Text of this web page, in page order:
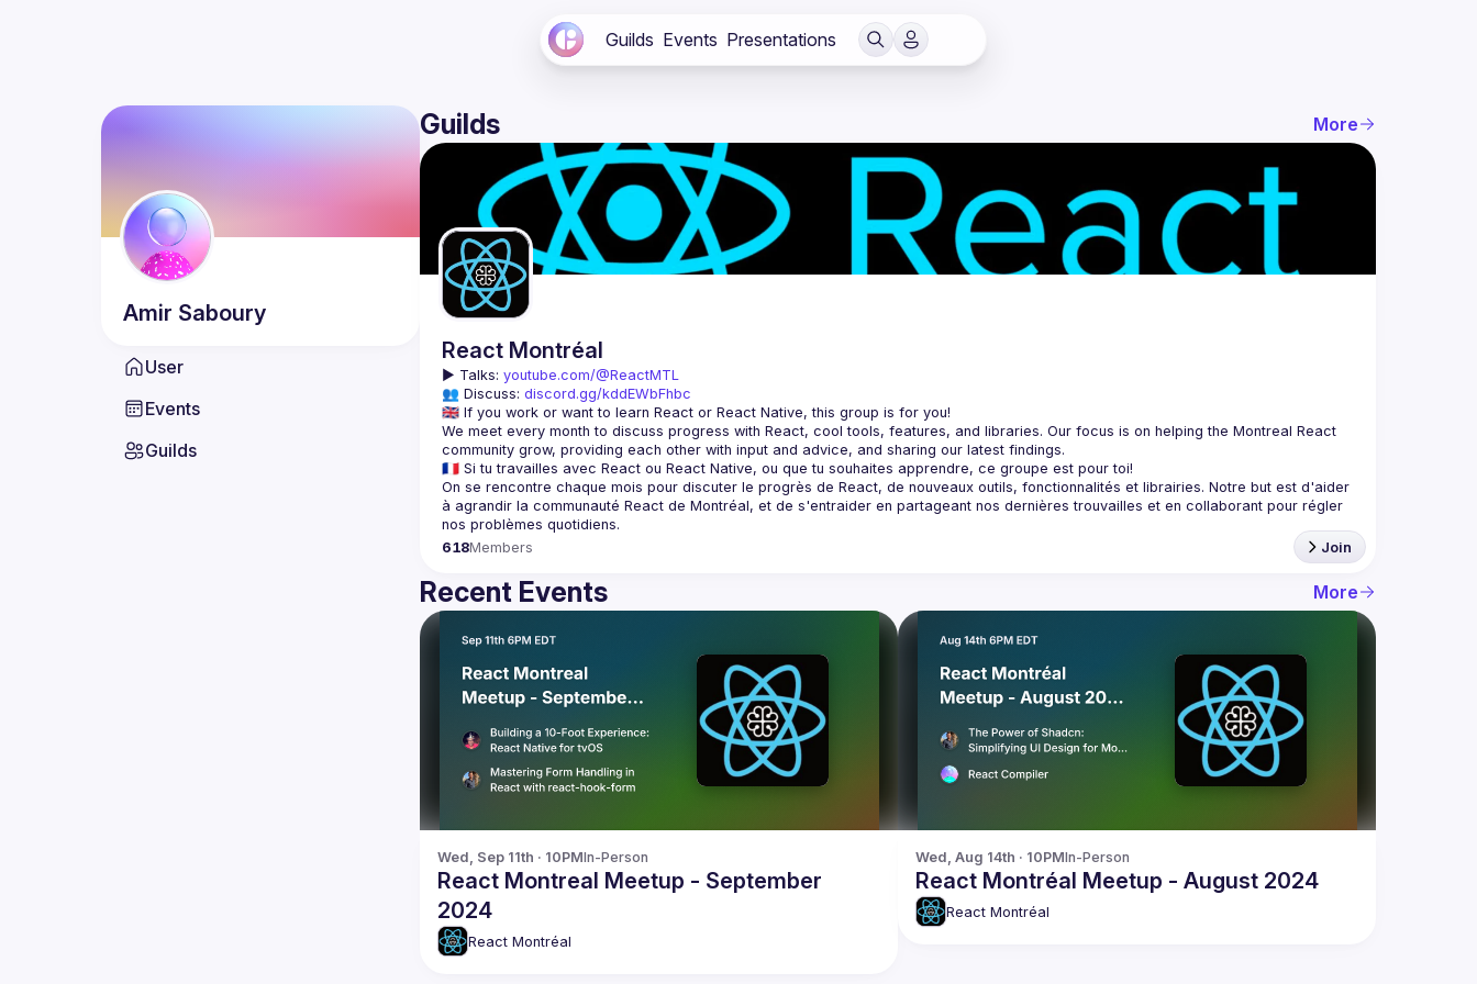
Guilds Events Presentations
Amir Saboury
User
Events
Guilds
Guilds More
React Montréal
▶️ Talks: youtube.com/@ReactMTL
👥 Discuss: discord.gg/kddEWbFhbc
We meet every month to discuss progress with React, cool tools, features, and libraries. Our focus is on helping the Montreal React
On se rencontre chaque mois pour discuter le progrès de React, de nouveaux outils, fonctionnalités et librairies. Notre but est d'aider
à agrandir la communauté React de Montréal, et de s'entraider en partageant nos dernières trouvailles et en collaborant pour régler
618Members Join
Recent Events More
Wed, Sep 11th · 10PMIn-Person
React Montreal Meetup - September
2024
React Montréal
Wed, Aug 14th · 10PMIn-Person
React Montréal Meetup - August 2024
React Montréal